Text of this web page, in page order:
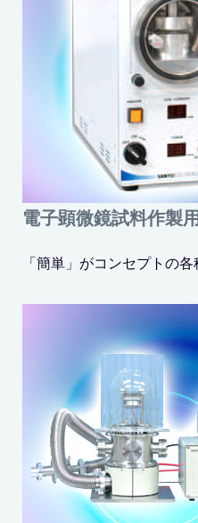
電子顕微鏡試料作製
「簡単」がコンセプトの各